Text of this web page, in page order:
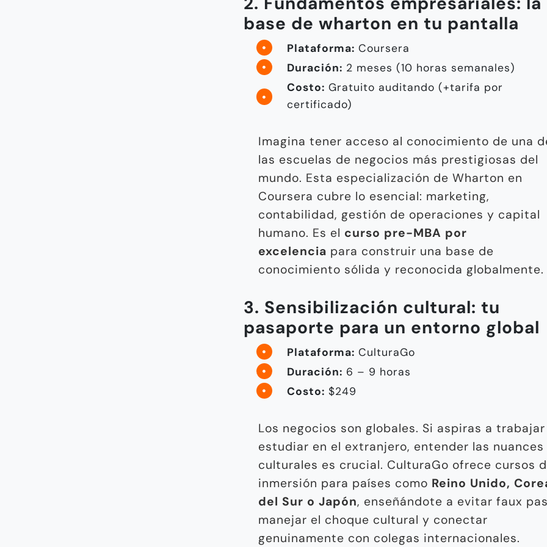
base de wharton en tu pantalla
Plataforma: Coursera
Duración: 2 meses (10 horas semanales)
Costo: Gratuito auditando (+tarifa por
certificado)
Imagina tener acceso al conocimiento de una
las escuelas de negocios más prestigiosas del
mundo. Esta especialización de Wharton en
Coursera cubre lo esencial: marketing,
contabilidad, gestión de operaciones y capital
humano. Es el curso pre-MBA por
excelencia para construir una base de
conocimiento sólida y reconocida globalmente.
3. Sensibilización cultural: tu
pasaporte para un entorno global
Plataforma: CulturaGo
Duración: 6 – 9 horas
Costo: $249
Los negocios son globales. Si aspiras a
estudiar en el extranjero, entender las nuances
culturales es crucial. CulturaGo ofrece cursos
inmersión para países como Reino Unido,
del Sur o Japón, enseñándote a evitar faux
manejar el choque cultural y conectar
genuinamente con colegas internacionales.